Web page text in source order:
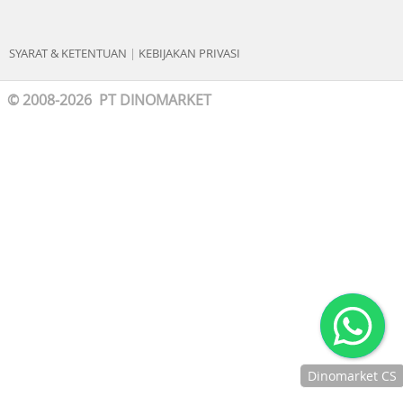
SYARAT & KETENTUAN | KEBIJAKAN PRIVASI
© 2008-2026 PT DINOMARKET
Dinomarket CS